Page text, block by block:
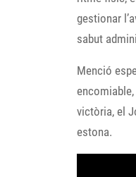
gestionar
sabut
Menció
victòria, el
estona.